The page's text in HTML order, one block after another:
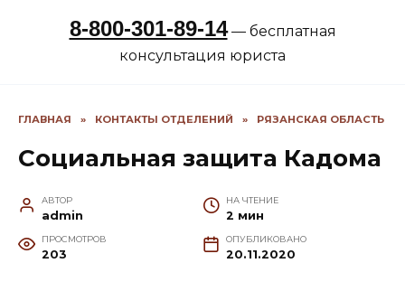
8-800-301-89-14— бесплатная
консультация юриста
ГЛАВНАЯ » КОНТАКТЫ ОТДЕЛЕНИЙ » РЯЗАНСКАЯ ОБЛАСТЬ
Социальная защита Кадома
АВТОР
admin
НА ЧТЕНИЕ
2 мин
ПРОСМОТРОВ
203
ОПУБЛИКОВАНО
20.11.2020